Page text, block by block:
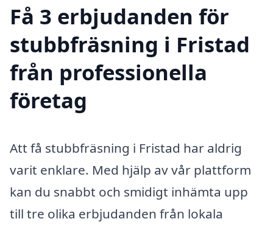
Få 3 erbjudanden för
stubbfräsning i Fristad
från professionella
företag
Att få stubbfräsning i Fristad har aldrig
varit enklare. Med hjälp av vår plattform
kan du snabbt och smidigt inhämta upp
till tre olika erbjudanden från lokala